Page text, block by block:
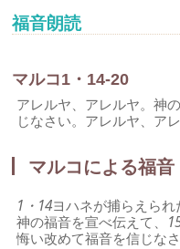
福音朗読
マルコ1・14-20
アレルヤ、アレルヤ。神
じなさい。アレルヤ、アレ
マルコによる福音
1・14ヨハネが捕らえられ
神の福音を宣べ伝えて、
悔い改めて福音を信じな